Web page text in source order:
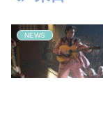
NEWS